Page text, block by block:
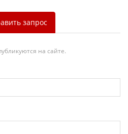
запрос
на сайте.